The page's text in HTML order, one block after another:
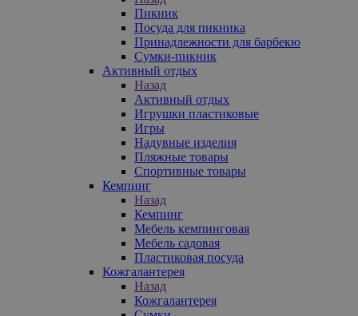
Пикник
Посуда для пикника
Принадлежности для барбекю
Сумки-пикник
Активный отдых
Назад
Активный отдых
Игрушки пластиковые
Игры
Надувные изделия
Пляжные товары
Спортивные товары
Кемпинг
Назад
Кемпинг
Мебель кемпинговая
Мебель садовая
Пластиковая посуда
Кожгалантерея
Назад
Кожгалантерея